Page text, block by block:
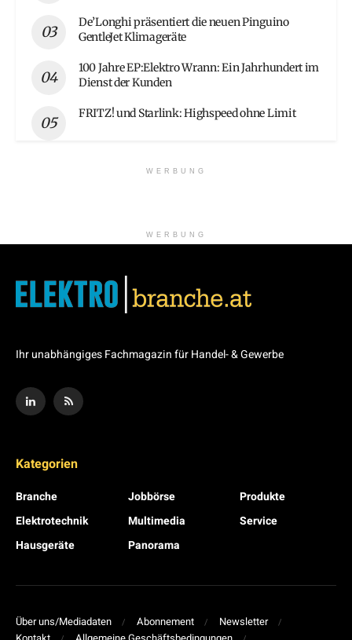
De’Longhi präsentiert die neuen Pinguino
GentleJet Klimageräte
100 Jahre EP:Elektro Wrann: Ein Jahrhundert im
Dienst der Kunden
FRITZ! und Starlink: Highspeed ohne Limit
WERBUNG
WERBUNG
Ihr unabhängiges Fachmagazin für Handel- & Gewerbe
Kategorien
Branche
Elektrotechnik
Hausgeräte
Jobbörse
Multimedia
Panorama
Produkte
Service
Über uns/Mediadaten Abonnement
Newsletter